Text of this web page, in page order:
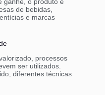
de bebidas,
e marcas
processos
ser utilizados.
diferentes técnicas